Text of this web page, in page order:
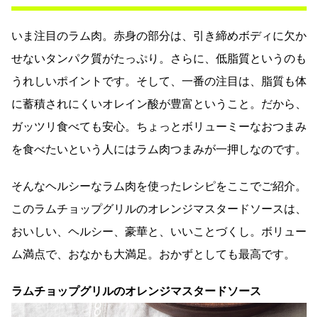
いま注目のラム肉。赤身の部分は、引き締めボディに欠か
せないタンパク質がたっぷり。さらに、低脂質というのも
うれしいポイントです。そして、一番の注目は、脂質も体
に蓄積されにくいオレイン酸が豊富ということ。だから、
ガッツリ食べても安心。ちょっとボリューミーなおつまみ
を食べたいという人にはラム肉つまみが一押しなのです。
そんなヘルシーなラム肉を使ったレシピをここでご紹介。
このラムチョップグリルのオレンジマスタードソースは、
おいしい、ヘルシー、豪華と、いいことづくし。ボリュー
ム満点で、おなかも大満足。おかずとしても最高です。
ラムチョップグリルのオレンジマスタードソース